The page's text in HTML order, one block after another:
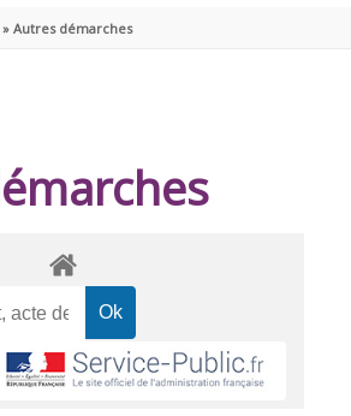
PRINCIPAL
Autres démarches